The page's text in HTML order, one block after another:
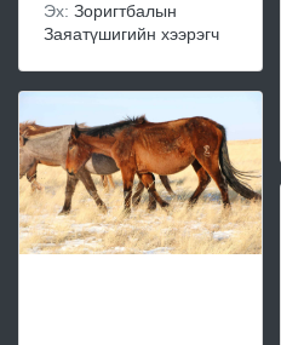
Эх: Зоригтбалын
Заяатүшигийн хээрэгч